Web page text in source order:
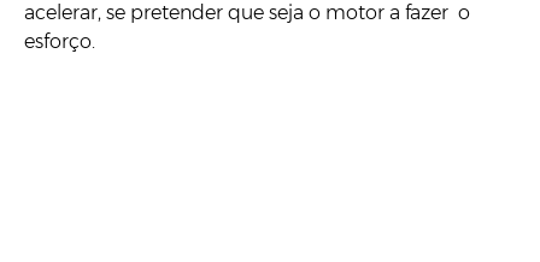
acelerar, se pretender que seja o motor a fazer o
esforço.